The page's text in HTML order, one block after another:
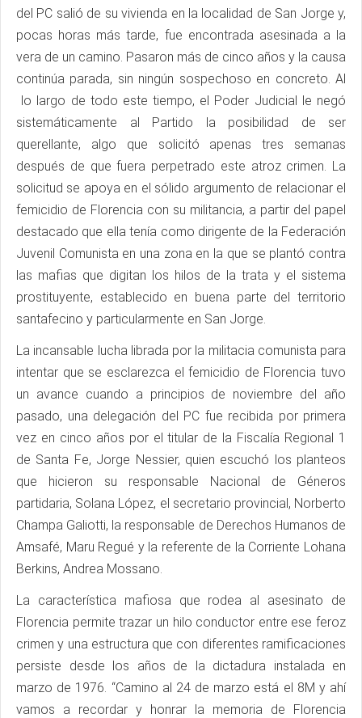
del PC salió de su vivienda en la localidad de San Jorge y,
pocas horas más tarde, fue encontrada asesinada a la
vera de un camino. Pasaron más de cinco años y la causa
continúa parada, sin ningún sospechoso en concreto. Al
lo largo de todo este tiempo, el Poder Judicial le negó
sistemáticamente al Partido la posibilidad de ser
querellante, algo que solicitó apenas tres semanas
después de que fuera perpetrado este atroz crimen. La
solicitud se apoya en el sólido argumento de relacionar el
femicidio de Florencia con su militancia, a partir del papel
destacado que ella tenía como dirigente de la Federación
Juvenil Comunista en una zona en la que se plantó contra
las mafias que digitan los hilos de la trata y el sistema
prostituyente, establecido en buena parte del territorio
santafecino y particularmente en San Jorge.
La incansable lucha librada por la militacia comunista para
intentar que se esclarezca el femicidio de Florencia tuvo
un avance cuando a principios de noviembre del año
pasado, una delegación del PC fue recibida por primera
vez en cinco años por el titular de la Fiscalía Regional 1
de Santa Fe, Jorge Nessier, quien escuchó los planteos
que hicieron su responsable Nacional de Géneros
partidaria, Solana López, el secretario provincial, Norberto
Champa Galiotti, la responsable de Derechos Humanos de
Amsafé, Maru Regué y la referente de la Corriente Lohana
Berkins, Andrea Mossano.
La característica mafiosa que rodea al asesinato de
Florencia permite trazar un hilo conductor entre ese feroz
crimen y una estructura que con diferentes ramificaciones
persiste desde los años de la dictadura instalada en
marzo de 1976. “Camino al 24 de marzo está el 8M y ahí
vamos a recordar y honrar la memoria de Florencia